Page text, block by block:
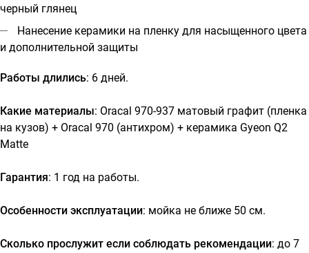
черный глянец
Нанесение керамики на пленку для насыщенного цвета
и дополнительной защиты
Работы длились: 6 дней.
Какие материалы: Oracal 970-937 матовый графит (пленка
на кузов) + Oracal 970 (антихром) + керамика Gyeon Q2
Matte
Гарантия: 1 год на работы.
Особенности эксплуатации: мойка не ближе 50 см.
Сколько прослужит если соблюдать рекомендации: до 7